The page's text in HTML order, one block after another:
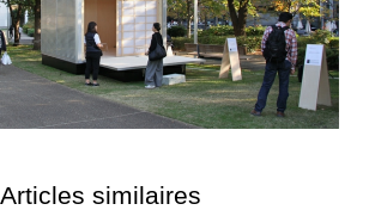
Articles similaires